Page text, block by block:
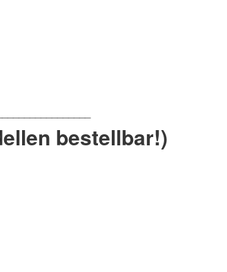
bestellbar!)